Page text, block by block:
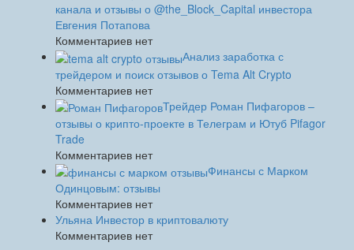
канала и отзывы о @the_Block_Capital инвестора
Евгения Потапова
Комментариев нет
Анализ заработка с
трейдером и поиск отзывов о Tema Alt Crypto
Комментариев нет
Трейдер Роман Пифагоров –
отзывы о крипто-проекте в Телеграм и Ютуб Pifagor
Trade
Комментариев нет
Финансы с Марком
Одинцовым: отзывы
Комментариев нет
Ульяна Инвестор в криптовалюту
Комментариев нет